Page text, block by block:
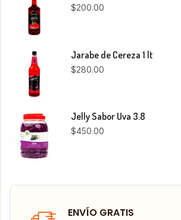
$200.00
Jarabe de Cereza 1 lt
$280.00
Jelly Sabor Uva 3.8
$450.00
ENVÍO GRATIS